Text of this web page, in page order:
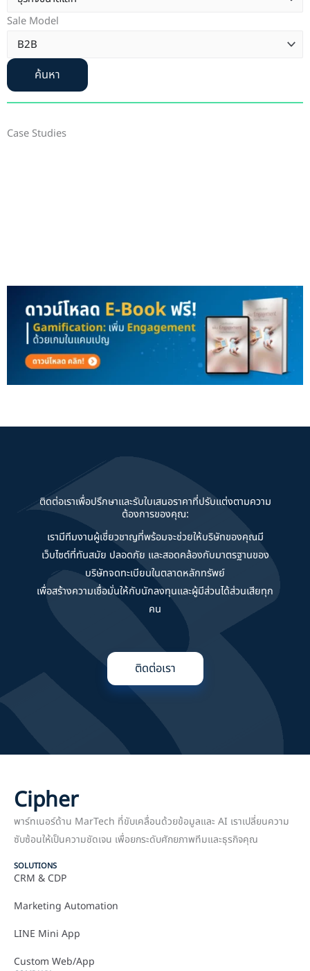
Sale Model
ค้นหา
Case Studies
ติดต่อเราเพื่อปรึกษาและรับใบเสนอราคาที่ปรับแต่งตามความ
ต้องการของคุณ:
เรามีทีมงานผู้เชี่ยวชาญที่พร้อมจะช่วยให้บริษัทของคุณมี
เว็บไซต์ที่ทันสมัย ปลอดภัย และสอดคล้องกับมาตรฐานของ
บริษัทจดทะเบียนในตลาดหลักทรัพย์
เพื่อสร้างความเชื่อมั่นให้กับนักลงทุนและผู้มีส่วนได้ส่วนเสียทุก
คน
ติดต่อเรา
Cipher
พาร์ทเนอร์ด้าน MarTech ที่ขับเคลื่อนด้วยข้อมูลและ AI เราเปลี่ยนความ
ซับซ้อนให้เป็นความชัดเจน เพื่อยกระดับศักยภาพทีมและธุรกิจคุณ
SOLUTIONS
CRM & CDP
Marketing Automation
LINE Mini App
Custom Web/App